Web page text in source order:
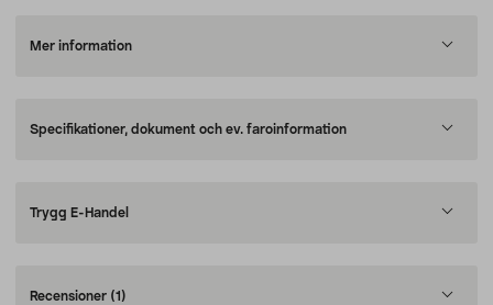
Mer information
Specifikationer, dokument och ev. faroinformation
Trygg E-Handel
Recensioner (1)